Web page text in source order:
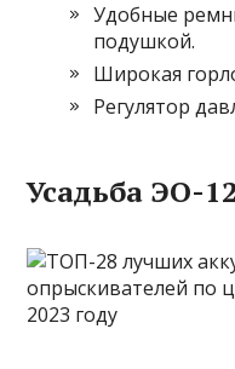
Удобные
подушкой.
Широкая
Регулятор
Усадьба ЭО-